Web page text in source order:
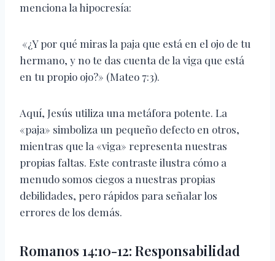
menciona la hipocresía:
«¿Y por qué miras la paja que está en el ojo de tu
hermano, y no te das cuenta de la viga que está
en tu propio ojo?» (Mateo 7:3).
Aquí, Jesús utiliza una metáfora potente. La
«paja» simboliza un pequeño defecto en otros,
mientras que la «viga» representa nuestras
propias faltas. Este contraste ilustra cómo a
menudo somos ciegos a nuestras propias
debilidades, pero rápidos para señalar los
errores de los demás.
Romanos 14:10-12: Responsabilidad